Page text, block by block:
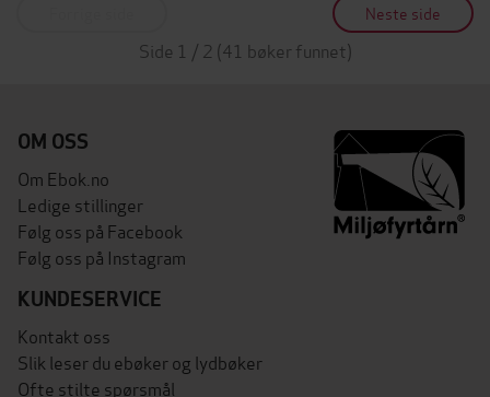
Neste side
Side 1 / 2 (41 bøker funnet)
OM OSS
Om Ebok.no
Ledige stillinger
Følg oss på Facebook
Følg oss på Instagram
KUNDESERVICE
Kontakt oss
Slik leser du ebøker og lydbøker
Ofte stilte spørsmål